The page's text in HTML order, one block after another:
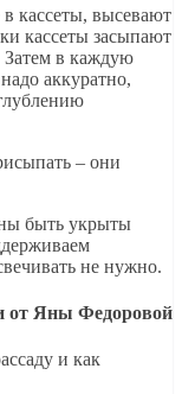
кассеты, высевают
кассеты засыпают
Затем в каждую
аккуратно,
– они
быть укрыты
не нужно.
от Яны Федоровой
и как